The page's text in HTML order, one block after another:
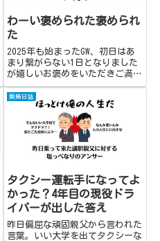
わーい褒められた褒められ
た
2025年も始まったGW、初日はあ
まり繋がらない1日となりました
が嬉しいお褒めをいただきご満悦
の塩っぺでした。
乗務日誌
タクシー運転手になってよ
かった？4年目の現役ドラ
イバーが出した答え
昨日偏屈な頑固親父から言われた
言葉。いい大学を出てタクシーな